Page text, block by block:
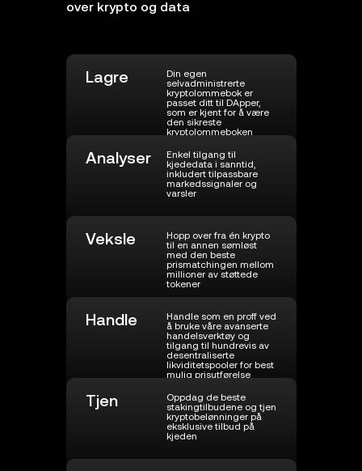
over krypto og data
Lagre
Din egen
selvadministrerte
kryptolommebok er
passet ditt til DApper,
som er kjent for å være
den sikreste
kryptolommeboken
Analyser
Enkel tilgang til
kjededata i sanntid,
inkludert tilpassbare
markedssignaler og
varsler
Veksle
Hopp over fra én krypto
til en annen sømløst
med den beste
prismatchingen mellom
millioner av støttede
tokener
Handle
Handle som en proff ved
å bruke våre avanserte
handelsverktøy og
tilgang til hundrevis av
desentraliserte
likviditetspooler for best
mulig prisutførelse
Tjen
Oppdag de beste
stakingtilbudene og tjen
kryptobelønninger på
eksklusive tilbud på
kjeden